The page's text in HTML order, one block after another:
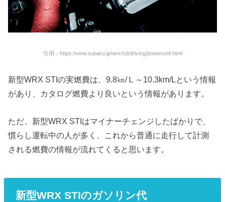
引用：https:/www.subaru.jp/wrx/sti/driving/powerunit.html
新型WRX STIの実燃費は、9.8㎞/Ｌ～10.3km/Lという情報
があり、カタログ燃費より良いという情報があります。
ただ、新型WRX STIはマイナーチェンジしたばかりで、
慣らし運転中の人が多く、これから普通に走行して計測
される燃費の情報が流れてくると思います。
新型WRX STIのガソリン代